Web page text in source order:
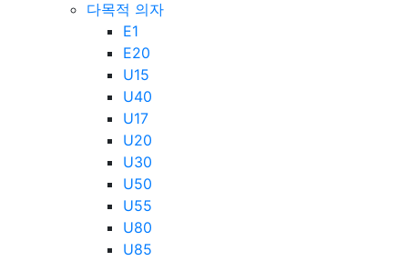
다목적 의자
E1
E20
U15
U40
U17
U20
U30
U50
U55
U80
U85